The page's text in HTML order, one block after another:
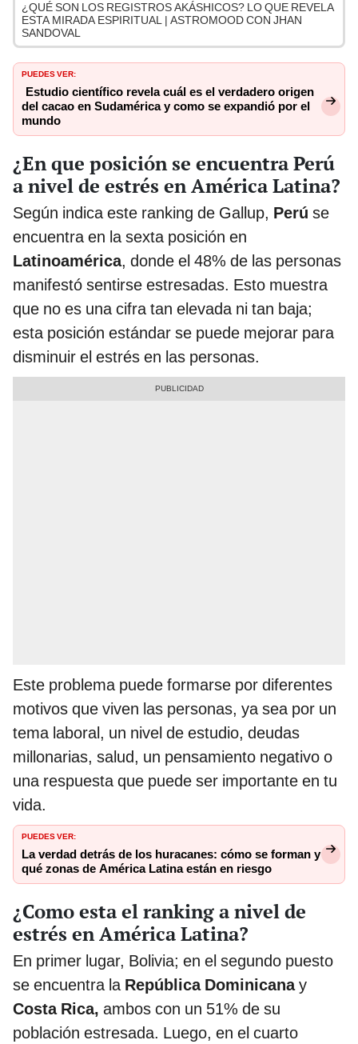
¿QUÉ SON LOS REGISTROS AKÁSHICOS? LO QUE REVELA
ESTA MIRADA ESPIRITUAL | ASTROMOOD CON JHAN
SANDOVAL
PUEDES VER:
Estudio científico revela cuál es el verdadero origen
del cacao en Sudamérica y como se expandió por el
mundo
¿En que posición se encuentra Perú
a nivel de estrés en América Latina?
Según indica este ranking de Gallup, Perú se
encuentra en la sexta posición en
Latinoamérica, donde el 48% de las personas
manifestó sentirse estresadas. Esto muestra
que no es una cifra tan elevada ni tan baja;
esta posición estándar se puede mejorar para
disminuir el estrés en las personas.
Este problema puede formarse por diferentes
motivos que viven las personas, ya sea por un
tema laboral, un nivel de estudio, deudas
millonarias, salud, un pensamiento negativo o
una respuesta que puede ser importante en tu
vida.
PUEDES VER:
La verdad detrás de los huracanes: cómo se forman y
qué zonas de América Latina están en riesgo
¿Como esta el ranking a nivel de
estrés en América Latina?
En primer lugar, Bolivia; en el segundo puesto
se encuentra la República Dominicanay
Costa Rica, ambos con un 51% de su
población estresada. Luego, en el cuarto